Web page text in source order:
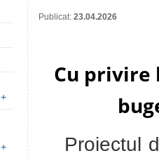
+
+
Publicat: 23.04.2026
Cu privire
Proiectul